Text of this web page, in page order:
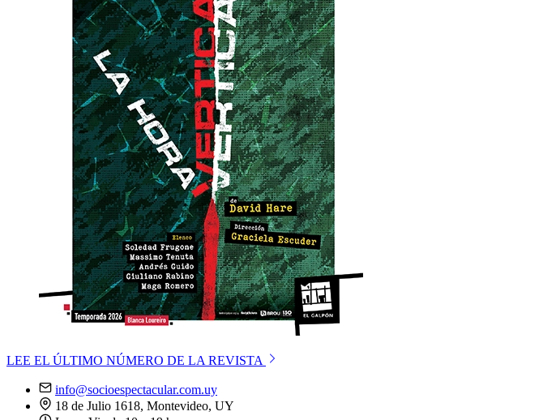
LEE EL ÚLTIMO NÚMERO DE LA REVISTA
info@socioespectacular.com.uy
18 de Julio 1618, Montevideo, UY